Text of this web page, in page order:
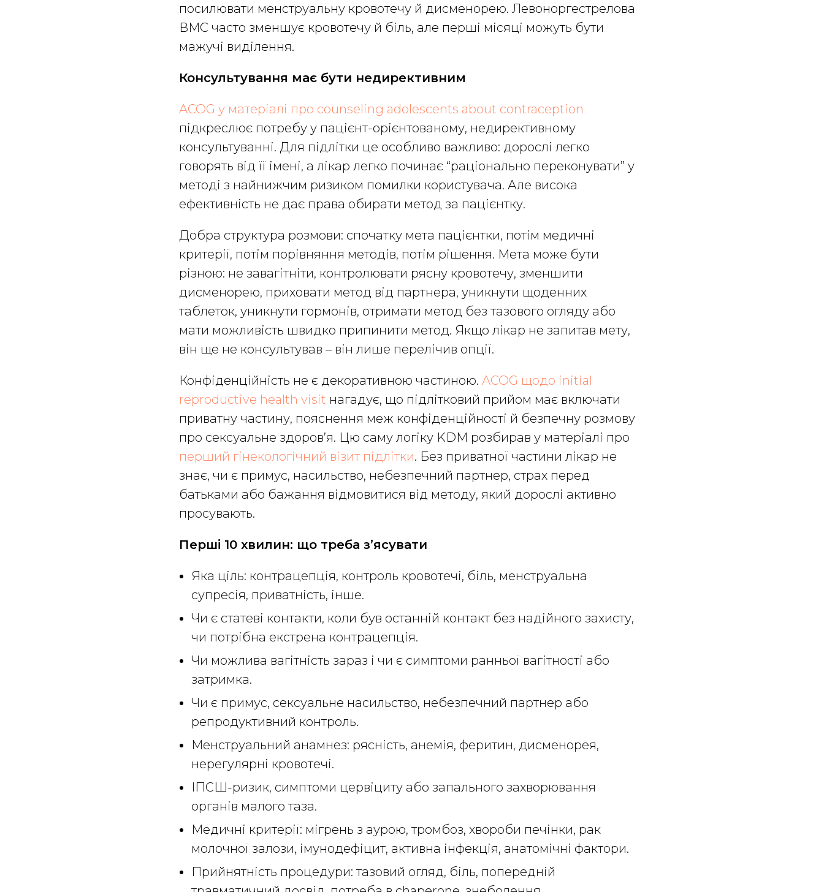
посилювати менструальну кровотечу й дисменорею. Левоноргестрелова
ВМС часто зменшує кровотечу й біль, але перші місяці можуть бути
мажучі виділення.
Консультування має бути недирективним
ACOG у матеріалі про counseling adolescents about contraception
підкреслює потребу у пацієнт-орієнтованому, недирективному
консультуванні. Для підлітки це особливо важливо: дорослі легко
говорять від її імені, а лікар легко починає “раціонально переконувати” у
методі з найнижчим ризиком помилки користувача. Але висока
ефективність не дає права обирати метод за пацієнтку.
Добра структура розмови: спочатку мета пацієнтки, потім медичні
критерії, потім порівняння методів, потім рішення. Мета може бути
різною: не завагітніти, контролювати рясну кровотечу, зменшити
дисменорею, приховати метод від партнера, уникнути щоденних
таблеток, уникнути гормонів, отримати метод без тазового огляду або
мати можливість швидко припинити метод. Якщо лікар не запитав мету,
він ще не консультував – він лише перелічив опції.
Конфіденційність не є декоративною частиною. ACOG щодо initial
reproductive health visit нагадує, що підлітковий прийом має включати
приватну частину, пояснення меж конфіденційності й безпечну розмову
про сексуальне здоров’я. Цю саму логіку KDM розбирав у матеріалі про
перший гінекологічний візит підлітки. Без приватної частини лікар не
знає, чи є примус, насильство, небезпечний партнер, страх перед
батьками або бажання відмовитися від методу, який дорослі активно
просувають.
Перші 10 хвилин: що треба з’ясувати
Яка ціль: контрацепція, контроль кровотечі, біль, менструальна
супресія, приватність, інше.
Чи є статеві контакти, коли був останній контакт без надійного захисту,
чи потрібна екстрена контрацепція.
Чи можлива вагітність зараз і чи є симптоми ранньої вагітності або
затримка.
Чи є примус, сексуальне насильство, небезпечний партнер або
репродуктивний контроль.
Менструальний анамнез: рясність, анемія, феритин, дисменорея,
нерегулярні кровотечі.
ІПСШ-ризик, симптоми цервіциту або запального захворювання
органів малого таза.
Медичні критерії: мігрень з аурою, тромбоз, хвороби печінки, рак
молочної залози, імунодефіцит, активна інфекція, анатомічні фактори.
Прийнятність процедури: тазовий огляд, біль, попередній